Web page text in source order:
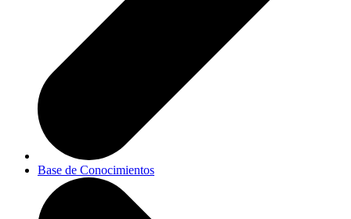
Base de Conocimientos